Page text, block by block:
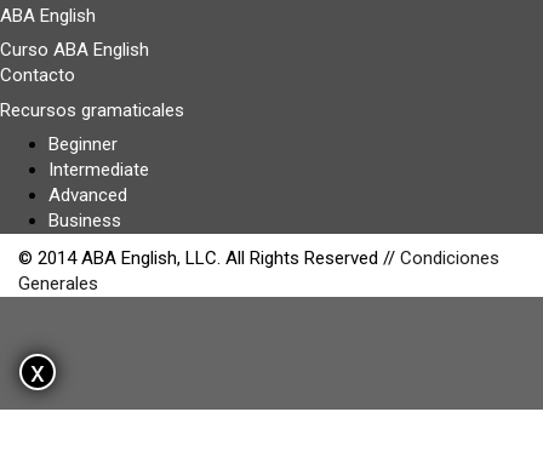
ABA English
Curso ABA English
Contacto
Recursos gramaticales
Beginner
Intermediate
Advanced
Business
© 2014 ABA English, LLC. All Rights Reserved // Condiciones
Generales
x